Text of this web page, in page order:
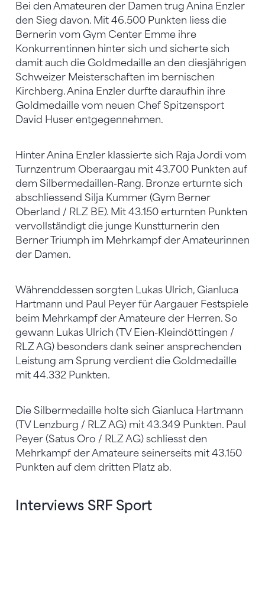
Bei den Amateuren der Damen trug Anina Enzler
den Sieg davon. Mit 46.500 Punkten liess die
Bernerin vom Gym Center Emme ihre
Konkurrentinnen hinter sich und sicherte sich
damit auch die Goldmedaille an den diesjährigen
Schweizer Meisterschaften im bernischen
Kirchberg. Anina Enzler durfte daraufhin ihre
Goldmedaille vom neuen Chef Spitzensport
David Huser entgegennehmen.
Hinter Anina Enzler klassierte sich Raja Jordi vom
Turnzentrum Oberaargau mit 43.700 Punkten auf
dem Silbermedaillen-Rang. Bronze erturnte sich
abschliessend Silja Kummer (Gym Berner
Oberland / RLZ BE). Mit 43.150 erturnten Punkten
vervollständigt die junge Kunstturnerin den
Berner Triumph im Mehrkampf der Amateurinnen
der Damen.
Währenddessen sorgten Lukas Ulrich, Gianluca
Hartmann und Paul Peyer für Aargauer Festspiele
beim Mehrkampf der Amateure der Herren. So
gewann Lukas Ulrich (TV Eien-Kleindöttingen /
RLZ AG) besonders dank seiner ansprechenden
Leistung am Sprung verdient die Goldmedaille
mit 44.332 Punkten.
Die Silbermedaille holte sich Gianluca Hartmann
(TV Lenzburg / RLZ AG) mit 43.349 Punkten. Paul
Peyer (Satus Oro / RLZ AG) schliesst den
Mehrkampf der Amateure seinerseits mit 43.150
Punkten auf dem dritten Platz ab.
Interviews SRF Sport